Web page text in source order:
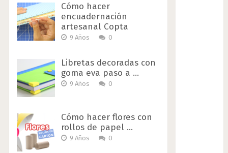
Cómo hacer
encuadernación
artesanal Copta
9 Años 0
Libretas decoradas con
goma eva paso a …
9 Años 0
Cómo hacer flores con
rollos de papel …
9 Años 0